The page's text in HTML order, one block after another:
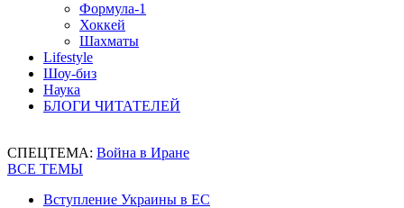
Формула-1
Хоккей
Шахматы
Lifestyle
Шоу-биз
Наука
БЛОГИ ЧИТАТЕЛЕЙ
СПЕЦТЕМА: Война в Иране
ВСЕ ТЕМЫ
Вступление Украины в ЕС